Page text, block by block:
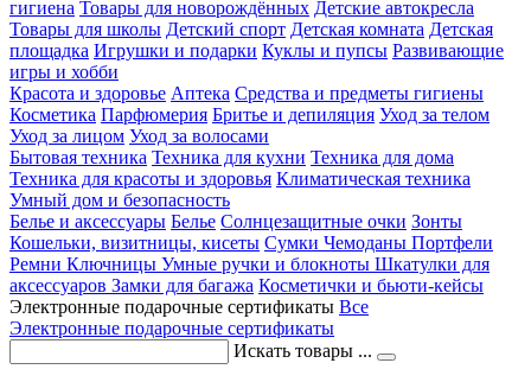
гигиена Товары для новорождённых Детские автокресла
Товары для школы Детский спорт Детская комната Детская
площадка Игрушки и подарки Куклы и пупсы Развивающие
игры и хобби
Красота и здоровье Аптека Средства и предметы гигиены
Косметика Парфюмерия Бритье и депиляция Уход за телом
Уход за лицом Уход за волосами
Бытовая техника Техника для кухни Техника для дома
Техника для красоты и здоровья Климатическая техника
Умный дом и безопасность
Белье и аксессуары Белье Солнцезащитные очки Зонты
Кошельки, визитницы, кисеты Сумки Чемоданы Портфели
Ремни Ключницы Умные ручки и блокноты Шкатулки для
аксессуаров Замки для багажа Косметички и бьюти-кейсы
Электронные подарочные сертификаты Все
Электронные подарочные сертификаты
Искать товары ...